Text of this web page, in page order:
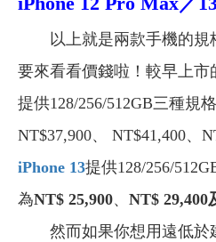
以上就是兩款手機的規
要來看看價錢啦！較早上市
提供128/256/512GB三種規
NT$37,900、 NT$41,400、
iPhone 13提供128/256/
為NT$ 25,900、 NT$ 29,400
然而如果你想用遠低於